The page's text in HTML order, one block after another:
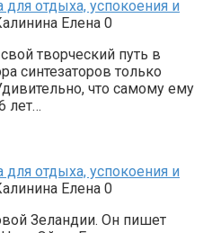
отдыха, успокоения и
Елена 0
творческий путь в
синтезаторов только
что самому ему
лет…
отдыха, успокоения и
Елена 0
Зеландии. Он пишет